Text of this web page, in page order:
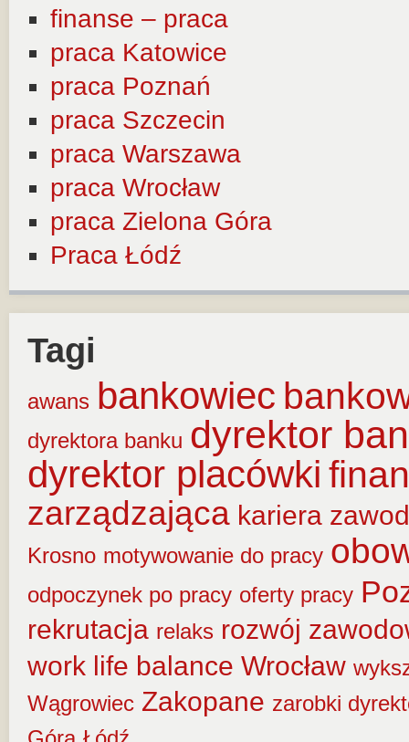
finanse – praca
praca Katowice
praca Poznań
praca Szczecin
praca Warszawa
praca Wrocław
praca Zielona Góra
Praca Łódź
Tagi
awans bankowiec
dyrektora banku dyrektor
dyrektor placówki
zarządzająca kariera
Krosno motywowanie do pracy
odpoczynek po pracy oferty pracy
rekrutacja relaks rozwój
work life balance Wrocław
Wągrowiec Zakopane zarobki